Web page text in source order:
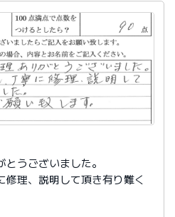
うございました。
理、説明して頂き有り難く